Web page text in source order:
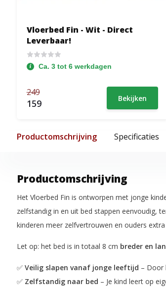
Vloerbed Fin - Wit - Direct
Leverbaar!
Ca. 3 tot 6 werkdagen
249
159 Bekijken
Productomschrijving Specificaties
Productomschrijving
Het Vloerbed Fin is ontworpen met jonge
zelfstandig in en uit bed stappen eenvoudig,
kinderen meer zelfvertrouwen en ouders
Let op: het bed is in totaal 8 cm breder en
✅ Veilig slapen vanaf jonge leeftijd – Door
✅ Zelfstandig naar bed – Je kind leert op